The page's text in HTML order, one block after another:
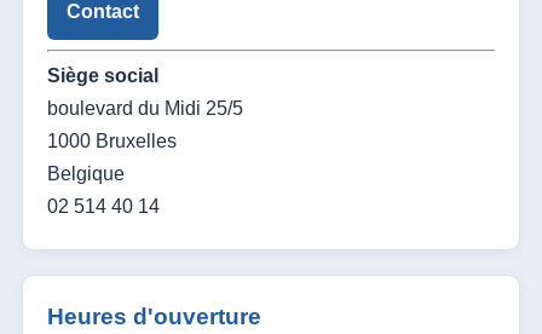
Contact
Siège social
boulevard du Midi 25/5
1000 Bruxelles
Belgique
02 514 40 14
Heures d'ouverture